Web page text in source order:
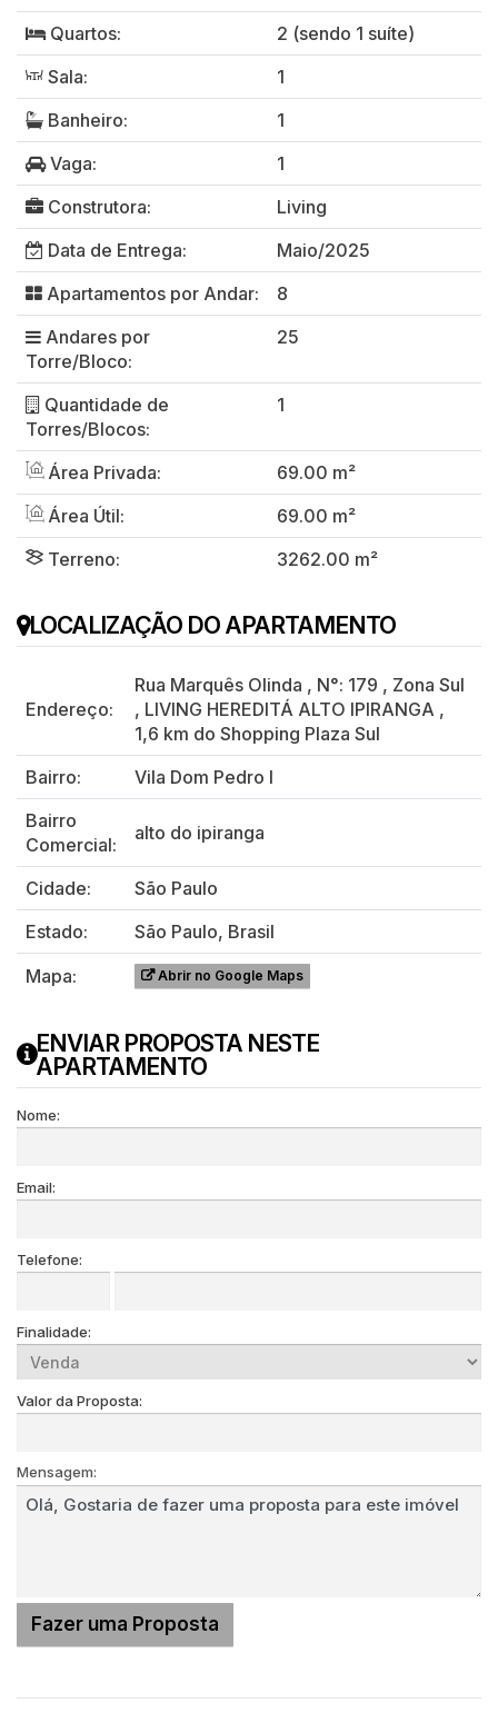
Quartos:
2 (sendo 1 suíte)
Sala:
1
Banheiro:
1
Vaga:
1
Construtora:
Living
Data de Entrega:
Maio/2025
Apartamentos por Andar:
8
Andares por
Torre/Bloco:
25
Quantidade de
Torres/Blocos:
1
Área Privada:
69.00 m²
Área Útil:
69.00 m²
Terreno:
3262.00 m²
LOCALIZAÇÃO DO APARTAMENTO
Endereço:
Rua Marquês Olinda , N°: 179 , Zona Sul
, LIVING HEREDITÁ ALTO IPIRANGA ,
1,6 km do Shopping Plaza Sul
Bairro:
Vila Dom Pedro I
Bairro
Comercial:
alto do ipiranga
Cidade:
São Paulo
Estado:
São Paulo, Brasil
Mapa:
Abrir no Google Maps
ENVIAR PROPOSTA NESTE
APARTAMENTO
Nome:
Email:
Telefone:
Finalidade:
Valor da Proposta:
Mensagem: